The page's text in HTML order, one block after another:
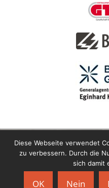
Diese Webseite verwendet
zu verbessern. Durch die
sich damit
OK Nein